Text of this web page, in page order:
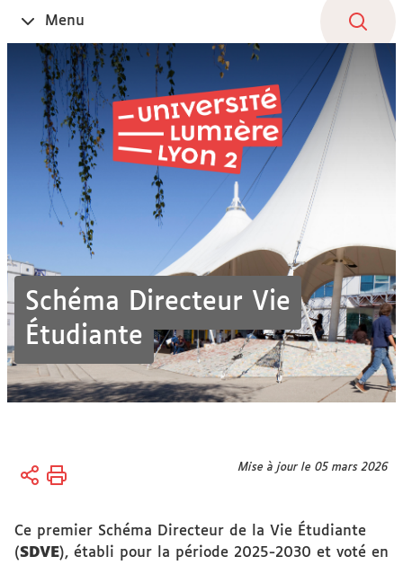
contenu
Ouvrir
le
Menu
Schéma Directeur Vie
Étudiante
Vous
Accueil
Initiatives
Mise à jour le 05 mars 2026
Ce premier Schéma Directeur de la Vie Étudiante
(SDVE), établi pour la période 2025-2030 et voté en